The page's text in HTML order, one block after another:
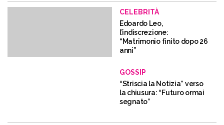
CELEBRITÀ
Edoardo Leo,
l’indiscrezione:
“Matrimonio finito dopo 26
anni”
GOSSIP
“Striscia la Notizia” verso
la chiusura: “Futuro ormai
segnato”